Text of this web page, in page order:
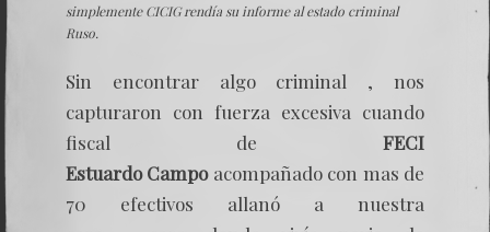
simplemente CICIG rendía su informe al estado criminal
Ruso.
Sin encontrar algo criminal , nos
capturaron con fuerza excesiva cuando
fiscal de FECI
Estuardo Campoacompañado con mas de
70 efectivos allanó a nuestra